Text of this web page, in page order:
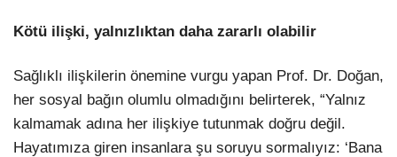
Kötü ilişki, yalnızlıktan daha zararlı olabilir
Sağlıklı ilişkilerin önemine vurgu yapan Prof. Dr. Doğan,
her sosyal bağın olumlu olmadığını belirterek, “Yalnız
kalmamak adına her ilişkiye tutunmak doğru değil.
Hayatımıza giren insanlara şu soruyu sormalıyız: ‘Bana